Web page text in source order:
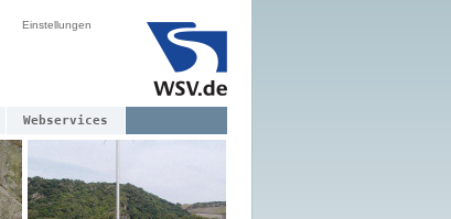
Einstellungen
Webservices